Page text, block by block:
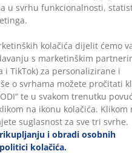
u svrhu funkcionalnosti,
kolačića dijelit ćemo
s marketinškim
i TikTok) za personalizirane i
o svrhama možete pročitati
te u svakom trenutku
na ikonu kolačića. Klikom
suglasnost za sve tri svrhe.
i obradi osobnih
politici kolačića.